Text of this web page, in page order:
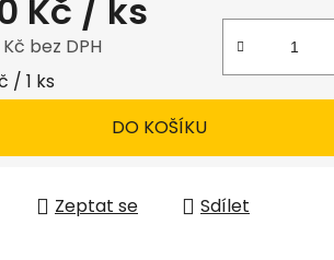
Kč / ks
Kč bez DPH
cena:
/ 1 ks
DO KOŠÍKU
Zeptat se Sdílet